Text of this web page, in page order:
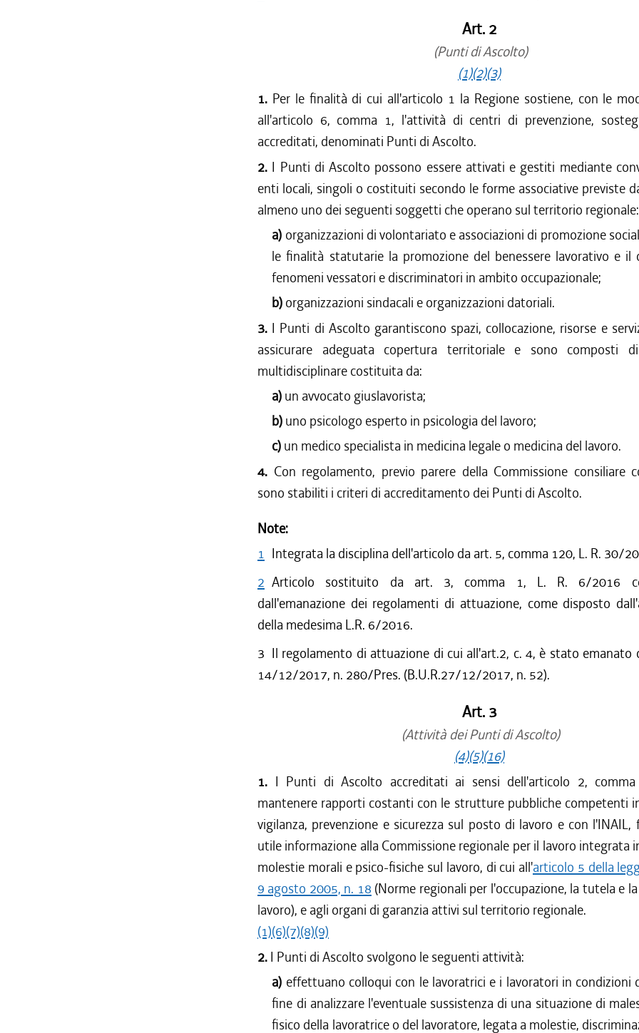
Art. 2
(Punti di Ascolto)
(1)(2)(3)
1. Per le finalità di cui all'articolo 1 la Regione sostiene, con le
all'articolo 6, comma 1, l'attività di centri di prevenzione,
accreditati, denominati Punti di Ascolto.
2. I Punti di Ascolto possono essere attivati e gestiti mediante
enti locali, singoli o costituiti secondo le forme associative previste
almeno uno dei seguenti soggetti che operano sul territorio regionale:
a) organizzazioni di volontariato e associazioni di promozione
le finalità statutarie la promozione del benessere lavorativo e il
fenomeni vessatori e discriminatori in ambito occupazionale;
b) organizzazioni sindacali e organizzazioni datoriali.
3. I Punti di Ascolto garantiscono spazi, collocazione, risorse e
assicurare adeguata copertura territoriale e sono composti
multidisciplinare costituita da:
a) un avvocato giuslavorista;
b) uno psicologo esperto in psicologia del lavoro;
c) un medico specialista in medicina legale o medicina del lavoro.
4. Con regolamento, previo parere della Commissione consiliare
sono stabiliti i criteri di accreditamento dei Punti di Ascolto.
Note:
1 Integrata la disciplina dell'articolo da art. 5, comma 120, L. R. 30/
2 Articolo sostituito da art. 3, comma 1, L. R. 6/2016
dall'emanazione dei regolamenti di attuazione, come disposto
della medesima L.R. 6/2016.
3 Il regolamento di attuazione di cui all'art.2, c. 4, è stato emanato
14/12/2017, n. 280/Pres. (B.U.R.27/12/2017, n. 52).
Art. 3
(Attività dei Punti di Ascolto)
(4)(5)(16)
1. I Punti di Ascolto accreditati ai sensi dell'articolo 2,
mantenere rapporti costanti con le strutture pubbliche competenti
vigilanza, prevenzione e sicurezza sul posto di lavoro e con l'INAIL,
utile informazione alla Commissione regionale per il lavoro integrata
molestie morali e psico-fisiche sul lavoro, di cui all'articolo 5 della
9 agosto 2005, n. 18 (Norme regionali per l'occupazione, la tutela e
lavoro), e agli organi di garanzia attivi sul territorio regionale.
(1)(6)(7)(8)(9)
2. I Punti di Ascolto svolgono le seguenti attività:
a) effettuano colloqui con le lavoratrici e i lavoratori in condizioni
fine di analizzare l'eventuale sussistenza di una situazione di
fisico della lavoratrice o del lavoratore, legata a molestie,